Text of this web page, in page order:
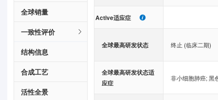
全球销量
一致性评价
结构信息
合成工艺
活性全景
Active适应症
全球最高研发状态 终止 (临床二期)
全球最高研发状态适
应症
非小细胞肺癌;黑